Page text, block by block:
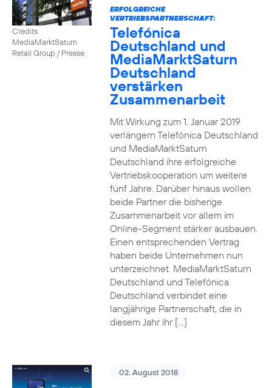
Credits:
MediaMarktSaturn
Retail Group / Presse
ERFOLGREICHE
VERTRIEBSPARTNERSCHAFT:
Telefónica
Deutschland und
MediaMarktSaturn
Deutschland
verstärken
Zusammenarbeit
Mit Wirkung zum 1. Januar 2019
verlängern Telefónica Deutschland
und MediaMarktSaturn
Deutschland ihre erfolgreiche
Vertriebskooperation um weitere
fünf Jahre. Darüber hinaus wollen
beide Partner die bisherige
Zusammenarbeit vor allem im
Online-Segment stärker ausbauen.
Einen entsprechenden Vertrag
haben beide Unternehmen nun
unterzeichnet. MediaMarktSaturn
Deutschland und Telefónica
Deutschland verbindet eine
langjährige Partnerschaft, die in
diesem Jahr ihr […]
02. August 2018